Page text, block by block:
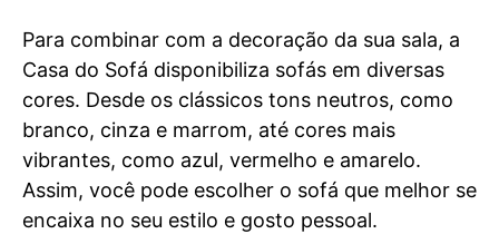
Para combinar com a decoração da sua sala, a
Casa do Sofá disponibiliza sofás em diversas
cores. Desde os clássicos tons neutros, como
branco, cinza e marrom, até cores mais
vibrantes, como azul, vermelho e amarelo.
Assim, você pode escolher o sofá que melhor se
encaixa no seu estilo e gosto pessoal.